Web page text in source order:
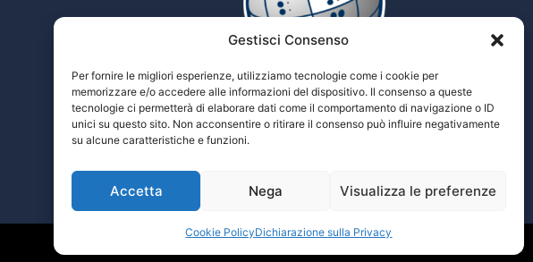
Gestisci Consenso
Per fornire le migliori esperienze, utilizziamo tecnologie come i cookie per
memorizzare e/o accedere alle informazioni del dispositivo. Il consenso a queste
tecnologie ci permetterà di elaborare dati come il comportamento di navigazione o ID
unici su questo sito. Non acconsentire o ritirare il consenso può influire negativamente
su alcune caratteristiche e funzioni.
Accetta Nega Visualizza le preferenze
Cookie PolicyDichiarazione sulla Privacy
Tiflopedia
Enciclopedia multimediale delle scienze